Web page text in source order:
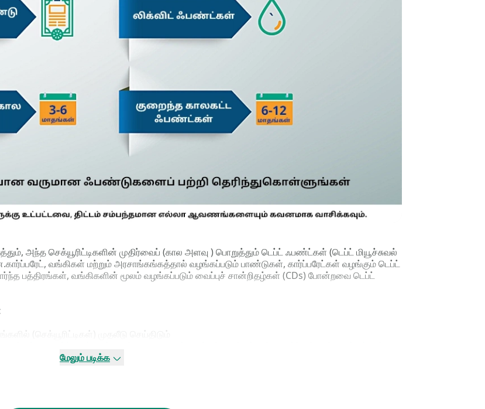
அந்த செக்யூரிட்டிகளின் முதிர்வைப் (கால அளவு ) பொறுத்தும் டெப்ட் ஃபண்ட்கள் (டெப்ட் மியூச்சுவல்
வங்கிகள் மற்றும் அரசாங்கங்கத்தால் வழங்கப்படும் பாண்டுகள், கார்ப்பரேட்கள் வழங்கும் டெப்ட்
பத்திரங்கள், வங்கிகளின் மூலம் வழங்கப்படும் வைப்புச் சான்றிதழ்கள் (CDs) போன்றவை டெப்ட்
மேலும் படிக்க